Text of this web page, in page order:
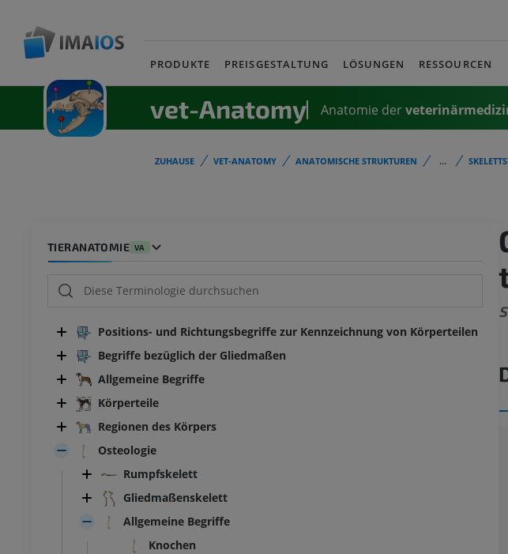
PRODUKTE PREISGESTALTUNG LÖSUNGEN RESSOURCEN
vet-Anatomy Anatomie der
ZUHAUSE VET-ANATOMY ANATOMISCHE STRUKTUREN ...
TIERANATOMIE VA
Positions- und Richtungsbegriffe zur Kennzeichnung von Körperteilen
Begriffe bezüglich der Gliedmaßen
Allgemeine Begriffe
Körperteile
Regionen des Körpers
Osteologie
Rumpfskelett
Gliedmaßenskelett
Allgemeine Begriffe
Knochen